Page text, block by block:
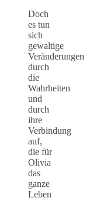
Doch
es tun
sich
gewaltige
Veränderungen
durch
die
Wahrheiten
und
durch
ihre
Verbindung
auf,
die für
Olivia
das
ganze
Leben